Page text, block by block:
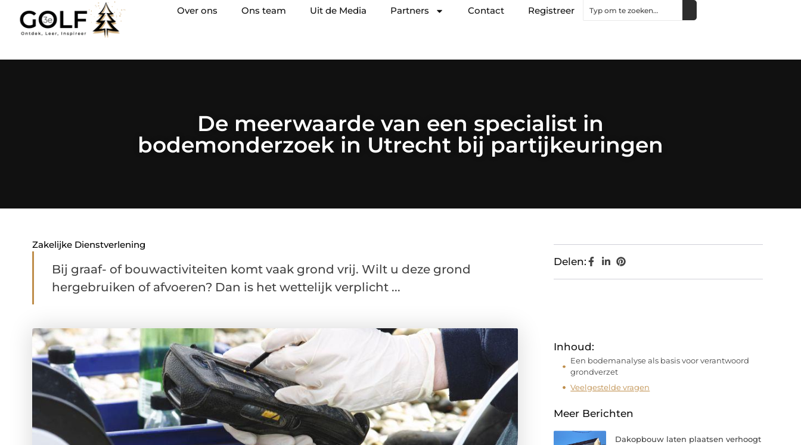
Over ons Ons team Uit de Media Partners Contact Registreer
De meerwaarde van een specialist in
bodemonderzoek in Utrecht bij partijkeuringen
Zakelijke Dienstverlening
Bij graaf- of bouwactiviteiten komt vaak grond vrij. Wilt u deze grond
hergebruiken of afvoeren? Dan is het wettelijk verplicht ...
Delen:
Inhoud:
Een bodemanalyse als basis voor verantwoord
grondverzet
Veelgestelde vragen
Meer Berichten
Dakopbouw laten plaatsen verhoogt